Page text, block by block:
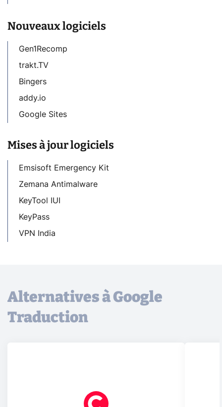
Nouveaux logiciels
Gen1Recomp
trakt.TV
Bingers
addy.io
Google Sites
Mises à jour logiciels
Emsisoft Emergency Kit
Zemana Antimalware
KeyTool IUI
KeyPass
VPN India
Alternatives à Google
Traduction